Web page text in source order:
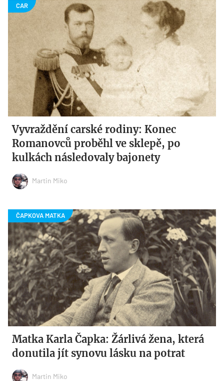
Vyvraždění carské rodiny: Konec
Romanovců proběhl ve sklepě, po
kulkách následovaly bajonety
Martin Miko
Matka Karla Čapka: Žárlivá žena, která
donutila jít synovu lásku na potrat
Martin Miko